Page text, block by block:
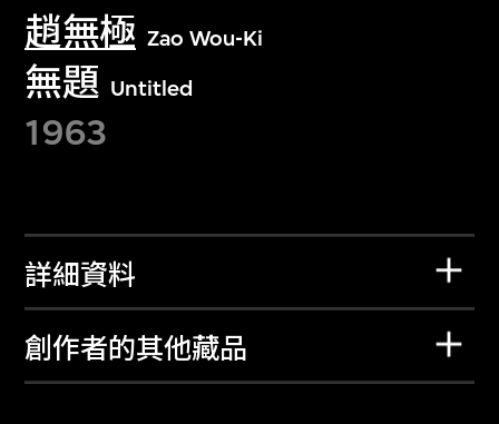
趙無極 Zao Wou-Ki
無題 Untitled
1963
詳細資料
創作者的其他藏品